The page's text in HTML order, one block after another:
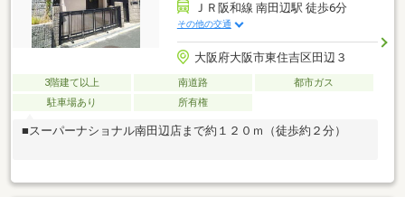
ＪＲ阪和線 南田辺駅 徒歩6分
その他の交通
大阪府大阪市東住吉区田辺３
3階建て以上 南道路
都市ガス
駐車場あり
所有権
■スーパーナショナル南田辺店まで約１２０ｍ（徒歩約２分）